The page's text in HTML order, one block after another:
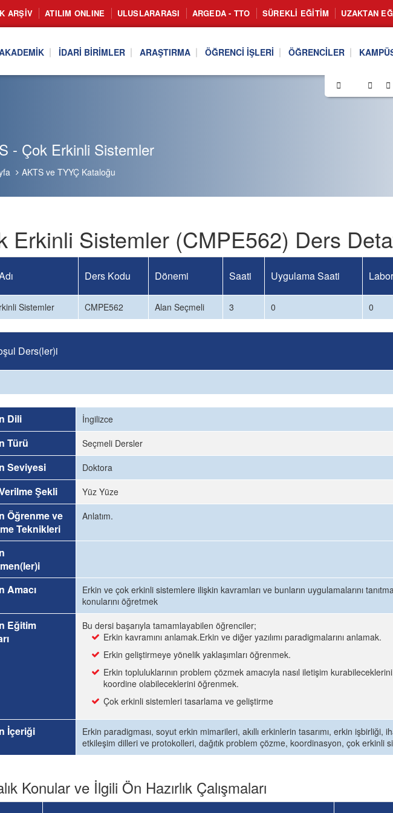
ARŞIV ATILIM ONLINE ULUSLARARASI ARGEDA - TTO SÜREKLI EĞITIM UZAKTAN
İDARI BIRIMLER ARAŞTIRMA ÖĞRENCI İŞLERI ÖĞRENCILER
- Çok Erkinli Sistemler
AKTS ve TYYÇ Kataloğu
Erkinli Sistemler (CMPE562) Ders
Ders Kodu Dönemi Saati Uygulama Saati
Sistemler CMPE562 Alan Seçmeli 3 0 0
Ders(ler)i
Dili İngilizce
Türü Seçmeli Dersler
Seviyesi Doktora
Şekli Yüz Yüze
Öğrenme ve
Teknikleri
Anlatım.
Amacı
Erkin ve çok erkinli sistemlere ilişkin kavramları ve bunların uygulamalarını
konularını öğretmek
Eğitim
Bu dersi başarıyla tamamlayabilen öğrenciler;
Erkin kavramını anlamak.Erkin ve diğer yazılımı paradigmalarını anlamak.
Erkin geliştirmeye yönelik yaklaşımları öğrenmek.
Erkin topluluklarının problem çözmek amacıyla nasıl iletişim
koordine olabileceklerini öğrenmek.
Çok erkinli sistemleri tasarlama ve geliştirme
İçeriği
Erkin paradigması, soyut erkin mimarileri, akıllı erkinlerin tasarımı, erkin işbirliği,
etkileşim dilleri ve protokolleri, dağıtık problem çözme, koordinasyon, çok erkinli
Konular ve İlgili Ön Hazırlık Çalışmaları